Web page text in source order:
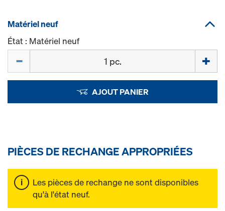
Matériel neuf
État : Matériel neuf
AJOUT PANIER
PIÈCES DE RECHANGE APPROPRIÉES
Les pièces de rechange ne sont disponibles
qu'à l'état neuf.